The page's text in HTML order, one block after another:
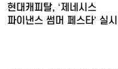
현대캐피탈, ‘제네시스
파이낸스 썸머 페스타’ 실시